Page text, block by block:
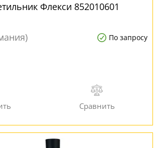
Флекси 852010601
По запросу